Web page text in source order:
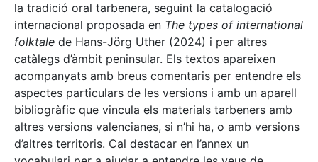
la tradició oral tarbenera, seguint la catalogació
internacional proposada en The types of international
folktale de Hans-Jörg Uther (2024) i per altres
catàlegs d’àmbit peninsular. Els textos apareixen
acompanyats amb breus comentaris per entendre els
aspectes particulars de les versions i amb un aparell
bibliogràfic que vincula els materials tarbeners amb
altres versions valencianes, si n’hi ha, o amb versions
d’altres territoris. Cal destacar en l’annex un